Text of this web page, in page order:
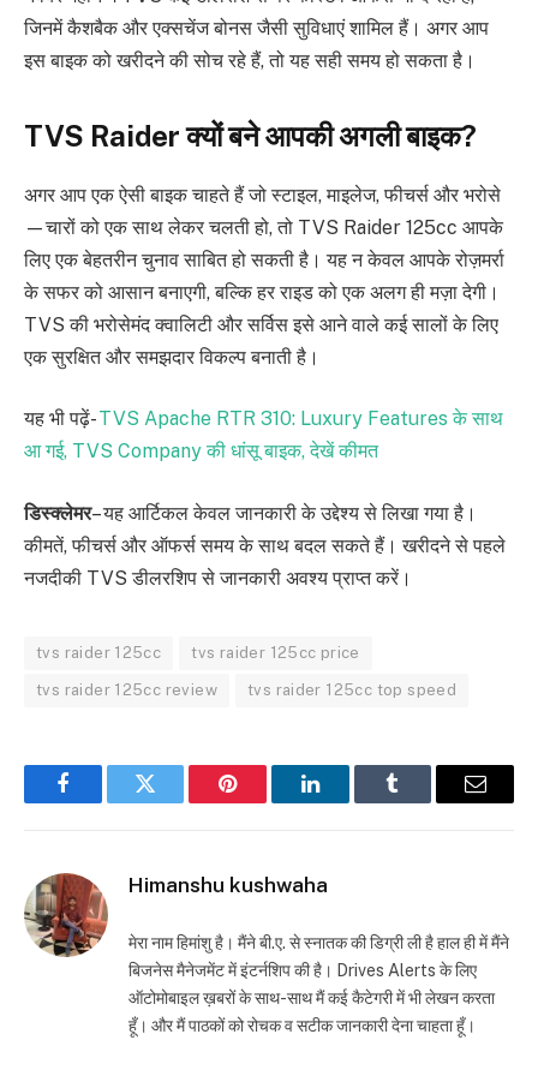
जिनमें कैशबैक और एक्सचेंज बोनस जैसी सुविधाएं शामिल हैं। अगर आप
इस बाइक को खरीदने की सोच रहे हैं, तो यह सही समय हो सकता है।
TVS Raider क्यों बने आपकी अगली बाइक?
अगर आप एक ऐसी बाइक चाहते हैं जो स्टाइल, माइलेज, फीचर्स और भरोसे
—चारों को एक साथ लेकर चलती हो, तो TVS Raider 125cc आपके
लिए एक बेहतरीन चुनाव साबित हो सकती है। यह न केवल आपके रोज़मर्रा
के सफर को आसान बनाएगी, बल्कि हर राइड को एक अलग ही मज़ा देगी।
TVS की भरोसेमंद क्वालिटी और सर्विस इसे आने वाले कई सालों के लिए
एक सुरक्षित और समझदार विकल्प बनाती है।
यह भी पढ़ें-TVS Apache RTR 310: Luxury Features के साथ
आ गई, TVS Company की धांसू बाइक, देखें कीमत
डिस्क्लेमर– यह आर्टिकल केवल जानकारी के उद्देश्य से लिखा गया है।
कीमतें, फीचर्स और ऑफर्स समय के साथ बदल सकते हैं। खरीदने से पहले
नजदीकी TVS डीलरशिप से जानकारी अवश्य प्राप्त करें।
tvs raider 125cc tvs raider 125cc price
tvs raider 125cc review tvs raider 125cc top speed
FacebookTwitter Pinterest LinkedInTumblr Email
Himanshu kushwaha
मेरा नाम हिमांशु है। मैंने बी.ए. से स्नातक की डिग्री ली है हाल ही में मैंने
बिजनेस मैनेजमेंट में इंटर्नशिप की है। Drives Alerts के लिए
ऑटोमोबाइल ख़बरों के साथ-साथ मैं कई कैटेगरी में भी लेखन करता
हूँ। और मैं पाठकों को रोचक व सटीक जानकारी देना चाहता हूँ।